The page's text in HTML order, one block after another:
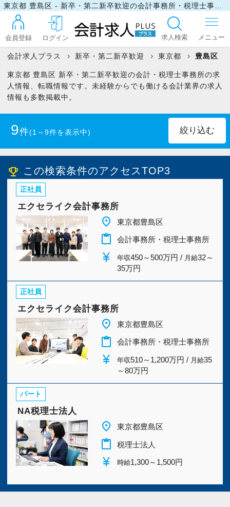
会員登録 ログイン 求人検索
ログイン
マイリスト
今すぐ会員登録
PC版サイトを見る
採用ご担当者様
会計求人プラス 新卒・第二新卒歓迎 東京都 豊島区
東京都 豊島区 新卒・第二新卒歓迎の会計・税理士事務所の求
人情報、転職情報です。未経験からでも働ける会計業界の求人
情報も多数掲載中。
9件(1～9件を表示中)
emoji_events この検索条件のアクセスTOP3
正社員
エクセライク会計事務所
place 東京都豊島区
content_paste 会計事務所・税理士事務所
currency_yen 年収450～500万円 / 月給32～
35万円
正社員
エクセライク会計事務所
place 東京都豊島区
content_paste 会計事務所・税理士事務所
currency_yen 年収510～1,200万円 / 月給35
～80万円
パート
NA税理士法人
place 東京都豊島区
content_paste 税理士法人
currency_yen 時給1,300～1,500円